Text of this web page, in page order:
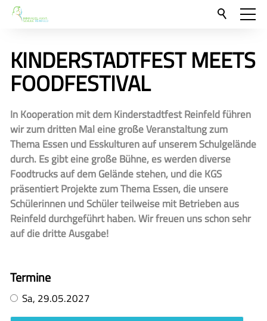
Neu hier?
Für Eltern und Schüler
Unsere Schulgemeinschaft
Kontakt
🇬🇧
🇪🇸
KINDERSTADTFEST MEETS
FOODFESTIVAL
In Kooperation mit dem Kinderstadtfest Reinfeld führen
wir zum dritten Mal eine große Veranstaltung zum
Thema Essen und Esskulturen auf unserem Schulgelände
durch. Es gibt eine große Bühne, es werden diverse
Foodtrucks auf dem Gelände stehen, und die KGS
präsentiert Projekte zum Thema Essen, die unsere
Schülerinnen und Schüler teilweise mit Betrieben aus
Reinfeld durchgeführt haben. Wir freuen uns schon sehr
auf die dritte Ausgabe!
Termine
Sa, 29.05.2027